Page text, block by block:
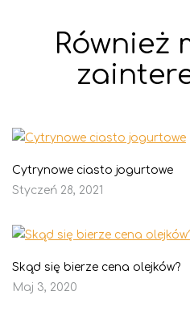
Również
Cytrynowe ciasto jogurtowe
Styczeń 28, 2021
Skąd się bierze cena olejków?
Maj 3, 2020